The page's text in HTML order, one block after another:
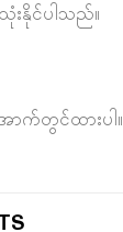
နိုင်ပါသည်။
က်တွင်ထားပါ